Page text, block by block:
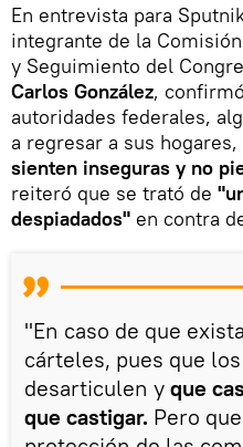
En entrevista para
integrante de la
y Seguimiento del
Carlos González,
autoridades federales,
a regresar a sus hogares,
sienten inseguras y no
reiteró que se trató de
despiadados" en contra
"En caso de que
cárteles, pues que
desarticulen y que
que castigar. Pero